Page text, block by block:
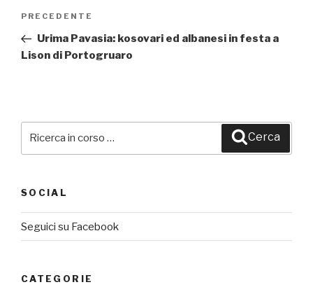
Navigazione
Articolo
precedente:
PRECEDENTE
Urima Pavasia: kosovari ed albanesi in festa a
Lison di Portogruaro
Cerca
SOCIAL
Seguici su Facebook
CATEGORIE